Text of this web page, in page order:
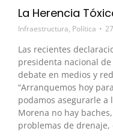
La Herencia
Infraestructura, Política
Las recientes
presidenta nacional
debate en medios y
“Arranquemos hoy
podamos asegurarle a
Morena no hay
problemas de